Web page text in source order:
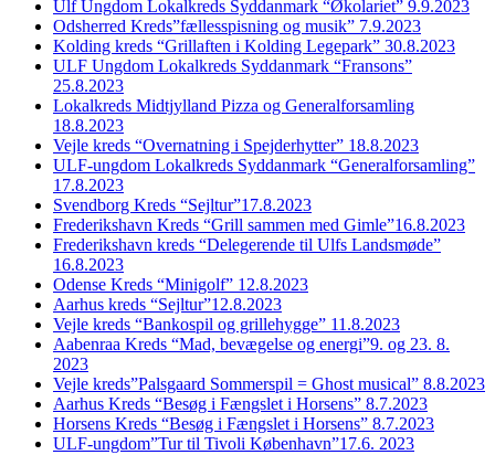
Ulf Ungdom Lokalkreds Syddanmark “Økolariet” 9.9.2023
Odsherred Kreds”fællesspisning og musik” 7.9.2023
Kolding kreds “Grillaften i Kolding Legepark” 30.8.2023
ULF Ungdom Lokalkreds Syddanmark “Fransons”
25.8.2023
Lokalkreds Midtjylland Pizza og Generalforsamling
18.8.2023
Vejle kreds “Overnatning i Spejderhytter” 18.8.2023
ULF-ungdom Lokalkreds Syddanmark “Generalforsamling”
17.8.2023
Svendborg Kreds “Sejltur”17.8.2023
Frederikshavn Kreds “Grill sammen med Gimle”16.8.2023
Frederikshavn kreds “Delegerende til Ulfs Landsmøde”
16.8.2023
Odense Kreds “Minigolf” 12.8.2023
Aarhus kreds “Sejltur”12.8.2023
Vejle kreds “Bankospil og grillehygge” 11.8.2023
Aabenraa Kreds “Mad, bevægelse og energi”9. og 23. 8.
2023
Vejle kreds”Palsgaard Sommerspil = Ghost musical” 8.8.2023
Aarhus Kreds “Besøg i Fængslet i Horsens” 8.7.2023
Horsens Kreds “Besøg i Fængslet i Horsens” 8.7.2023
ULF-ungdom”Tur til Tivoli København”17.6. 2023